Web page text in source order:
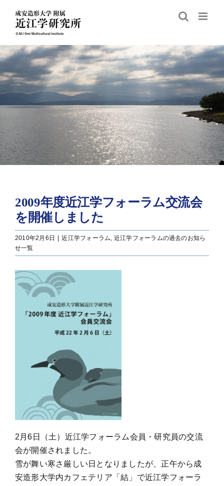
content
2009年度近江学フォーラム交流会
を開催しました
2010年2月6日 近江学フォーラム, 近江学フォーラムの過去のお知ら
せ一覧
2月6日（土）近江学フォーラム会員・研究員の交流
会が開催されました。
雪が舞い寒さ厳しい日となりましたが、正午から成
安造形大学内カフェテリア「結」で近江学フォーラ